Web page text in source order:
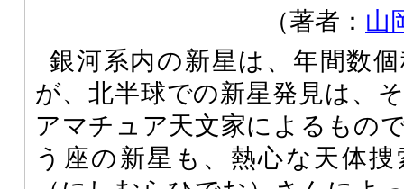
（著者： 山
銀河系内の新星は、年間数
が、北半球での新星発見は、
アマチュア天文家によるもの
う座の新星も、熱心な天体